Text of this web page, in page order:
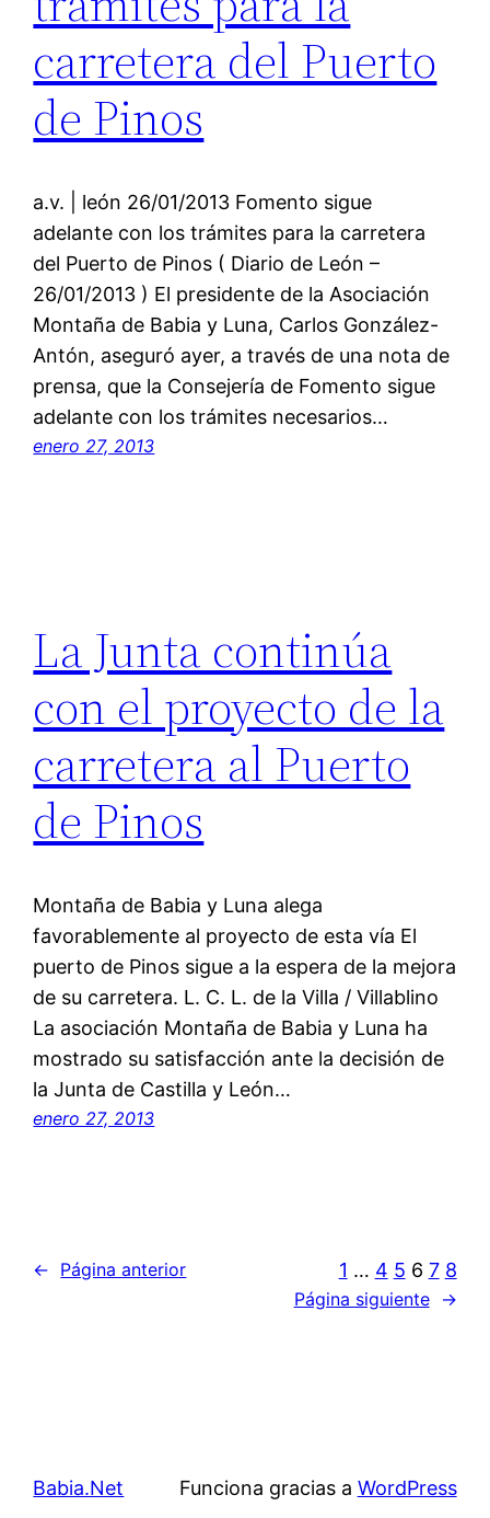
carretera del Puerto
de Pinos
a.v. | león 26/01/2013 Fomento sigue
adelante con los trámites para la carretera
del Puerto de Pinos ( Diario de León –
26/01/2013 ) El presidente de la Asociación
Montaña de Babia y Luna, Carlos González-
Antón, aseguró ayer, a través de una nota de
prensa, que la Consejería de Fomento sigue
adelante con los trámites necesarios…
enero 27, 2013
La Junta continúa
con el proyecto de la
carretera al Puerto
de Pinos
Montaña de Babia y Luna alega
favorablemente al proyecto de esta vía El
puerto de Pinos sigue a la espera de la mejora
de su carretera. L. C. L. de la Villa / Villablino
La asociación Montaña de Babia y Luna ha
mostrado su satisfacción ante la decisión de
la Junta de Castilla y León…
enero 27, 2013
← Página anterior 1 … 4 5 6 7 8
Página siguiente →
Babia.Net Funciona gracias a WordPress